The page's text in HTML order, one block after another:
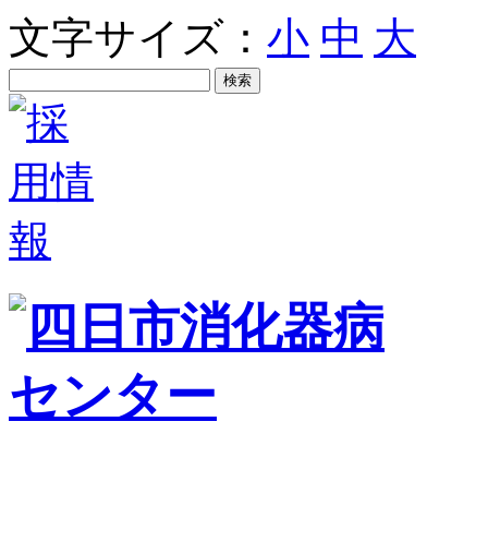
文字サイズ： 小 中 大